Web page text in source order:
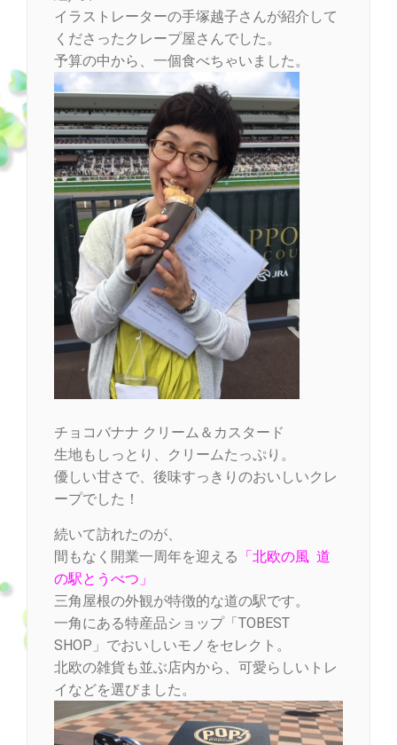
イラストレーターの手塚越子さんが紹介して
くださったクレープ屋さんでした。
予算の中から、一個食べちゃいました。
チョコバナナ クリーム＆カスタード
生地もしっとり、クリームたっぷり。
優しい甘さで、後味すっきりのおいしいクレ
ープでした！
続いて訪れたのが、
間もなく開業一周年を迎える 「北欧の風 道
の駅とうべつ」
三角屋根の外観が特徴的な道の駅です。
一角にある特産品ショップ「TOBEST
SHOP」でおいしいモノをセレクト。
北欧の雑貨も並ぶ店内から、可愛らしいトレ
イなどを選びました。